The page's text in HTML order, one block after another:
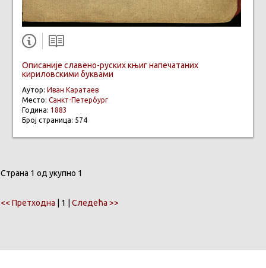
Описаније славено-руских књиг напечатаних
кириловскими буквами
Аутор: Иван Каратаев
Место: Санкт-Петербург
Година: 1883
Број страница: 574
Страна 1 од укупно 1
<< Претходна | 1 | Следећа >>